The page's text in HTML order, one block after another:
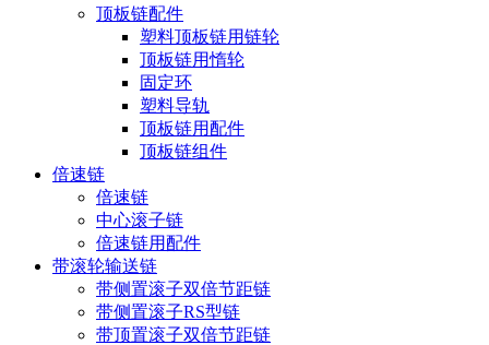
顶板链配件
塑料顶板链用链轮
顶板链用惰轮
固定环
塑料导轨
顶板链用配件
顶板链组件
倍速链
倍速链
中心滚子链
倍速链用配件
带滚轮输送链
带侧置滚子双倍节距链
带侧置滚子RS型链
带顶置滚子双倍节距链